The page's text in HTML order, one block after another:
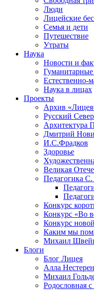
Люди
Лицейские
Семья и дети
Путешествие
Утраты
Наука
Новости и
Гуманитарные
Естественно-
Наука в лицах
Проекты
Архив
Русский Север
Архитектура
Дмитрий
И.С.Фрадков
Здоровье
Великая
Педагогика
Конкурс
Конкурс «Во
Конкурс
Каким мы
Михаил
Блоги
Блог Лицея
Алла
Михаил
Родословная